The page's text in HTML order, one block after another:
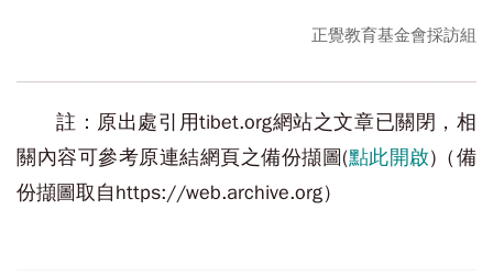
正覺教育基金會採訪組
註：原出處引用tibet.org網站之文章已關閉，相
關內容可參考原連結網頁之備份擷圖(點此開啟)（備
份擷圖取自https://web.archive.org）